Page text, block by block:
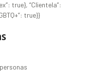
true}, “Clientela”:
true}}